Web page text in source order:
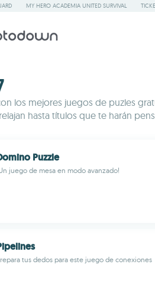
MY HERO ACADEMIA UNITED SURVIVAL
los mejores juegos de puzles
hasta títulos que te harán
Puzzle
juego de mesa en modo avanzado!
tus dedos para este juego de conexiones